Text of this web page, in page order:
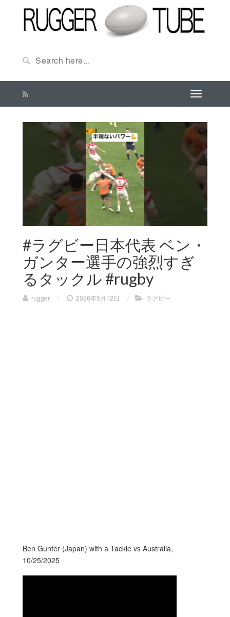
#ラグビー日本代表 ベン・
ガンター選手の強烈すぎ
るタックル #rugby
rugger / 2026年5月12日 / ラグビー
Ben Gunter (Japan) with a Tackle vs Australia,
10/25/2025